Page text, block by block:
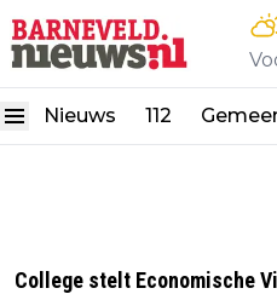
Nieuws 112
College stelt Economische